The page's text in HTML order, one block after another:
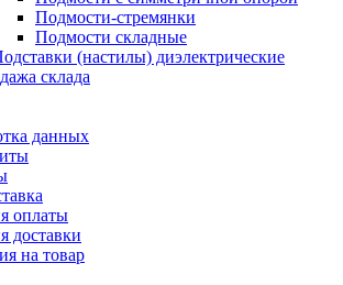
Подмости-стремянки
Подмости складные
(настилы) диэлектрические
склада
данных
оплаты
доставки
на товар